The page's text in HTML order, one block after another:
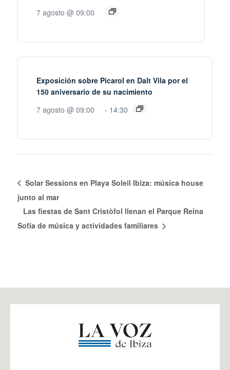
7 agosto @ 09:00
Exposición sobre Picarol en Dalt Vila por el
150 aniversario de su nacimiento
7 agosto @ 09:00
- 14:30
Solar Sessions en Playa Soleil Ibiza: música house
junto al mar
Las fiestas de Sant Cristòfol llenan el Parque Reina
Sofía de música y actividades familiares